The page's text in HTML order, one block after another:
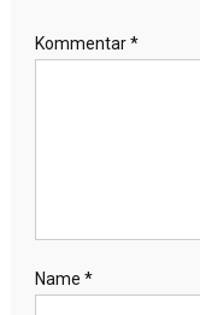
Kommentar*
Name *